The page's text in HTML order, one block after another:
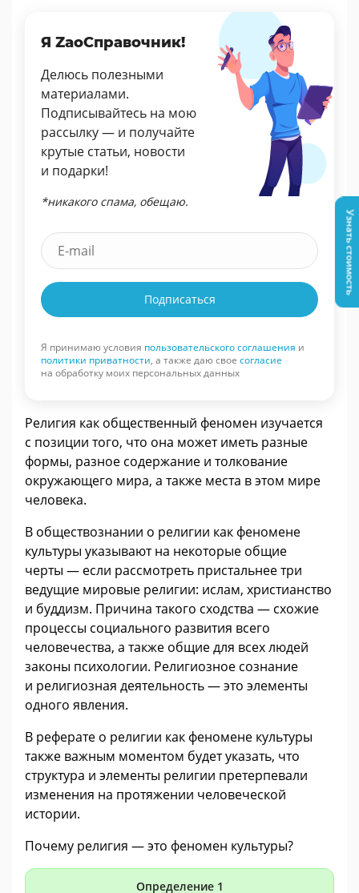
Я ZaoСправочник!
Делюсь полезными
материалами.
Подписывайтесь на мою
рассылку — и получайте
крутые статьи, новости
и подарки!
*никакого спама, обещаю.
Подписаться
Я принимаю условия пользовательского соглашения и
политики приватности, а также даю свое согласие
на обработку моих персональных данных
Религия как общественный феномен изучается
с позиции того, что она может иметь разные
формы, разное содержание и толкование
окружающего мира, а также места в этом мире
человека.
В обществознании о религии как феномене
культуры указывают на некоторые общие
черты — если рассмотреть пристальнее три
ведущие мировые религии: ислам, христианство
и буддизм. Причина такого сходства — схожие
процессы социального развития всего
человечества, а также общие для всех людей
законы психологии. Религиозное сознание
и религиозная деятельность — это элементы
одного явления.
В реферате о религии как феномене культуры
также важным моментом будет указать, что
структура и элементы религии претерпевали
изменения на протяжении человеческой
истории.
Почему религия — это феномен культуры?
Определение 1
Узнать стоимость